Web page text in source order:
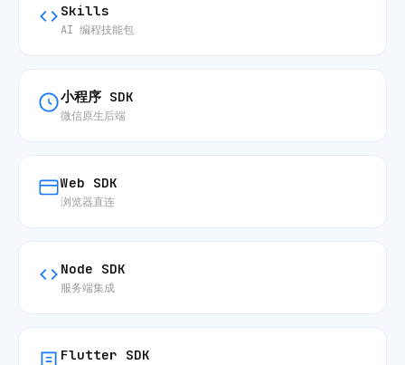
Skills
AI 编程技能包
小程序 SDK
微信原生后端
Web SDK
浏览器直连
Node SDK
服务端集成
Flutter SDK